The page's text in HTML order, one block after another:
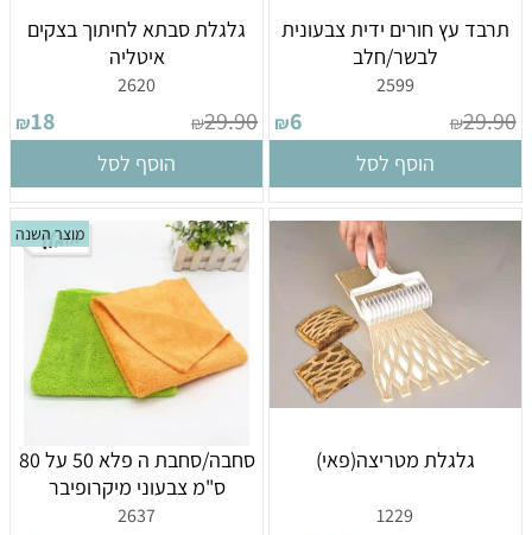
תרבד עץ חורים ידית צבעונית
לבשר/חלב
2599
₪29.90
₪6
הוסף לסל
גלגלת סבתא לחיתוך בצקים
איטליה
2620
₪29.90
₪18
הוסף לסל
גלגלת מטריצה(פאי)
1229
מוצר השנה
סחבה/סחבת ה פלא 50 על 80
ס"מ צבעוני מיקרופיבר
2637